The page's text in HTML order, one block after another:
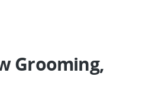
Grooming,